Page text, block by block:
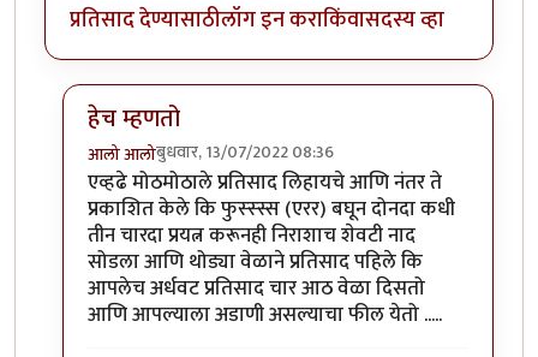
प्रतिसाद देण्यासाठीलॉग इन कराकिंवासदस्य व्हा
हेच म्हणतो
आलो आलोबुधवार, 13/07/2022 08:36
In reply toमिपा सारखे गंडत आहे, साधाbyमदनबाण
एव्हढे मोठमोठाले प्रतिसाद लिहायचे आणि नंतर ते
प्रकाशित केले कि फुस्स्स्स (एरर) बघून दोनदा कधी
तीन चारदा प्रयत्न करूनही निराशाच शेवटी नाद
सोडला आणि थोड्या वेळाने प्रतिसाद पहिले कि
आपलेच अर्धवट प्रतिसाद चार आठ वेळा दिसतो
आणि आपल्याला अडाणी असल्याचा फील येतो .....